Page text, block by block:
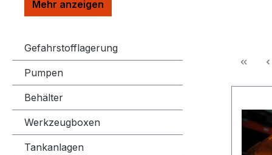
Gefahrstofflagerung
Pumpen
Behälter
Werkzeugboxen
Tankanlagen